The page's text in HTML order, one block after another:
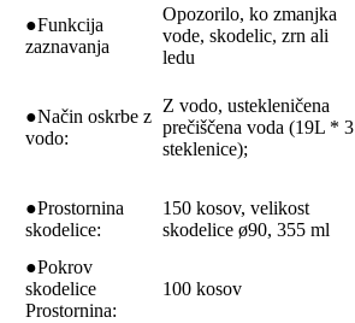
●Funkcija
zaznavanja
Opozorilo, ko zmanjka
vode, skodelic, zrn ali
ledu
●Način oskrbe z
vodo:
Z vodo, ustekleničena
prečiščena voda (19L * 3
steklenice);
●Prostornina
skodelice:
150 kosov, velikost
skodelice ø90, 355 ml
●Pokrov
skodelice
Prostornina:
100 kosov